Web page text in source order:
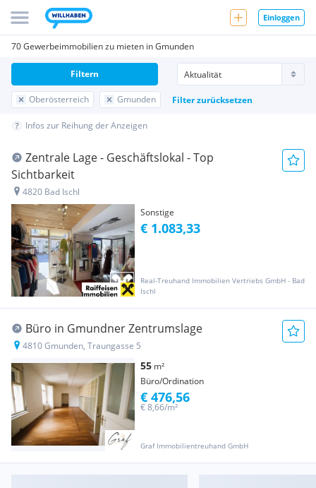
Einloggen
70 Gewerbeimmobilien zu mieten in Gmunden
Oberösterreich Gmunden Filter zurücksetzen
Filtern
Infos zur Reihung der Anzeigen
Zentrale Lage - Geschäftslokal - Top
Sichtbarkeit
4820 Bad Ischl
Sonstige
Real-Treuhand Immobilien Vertriebs GmbH - Bad
Ischl
€ 1.083,33
Büro in Gmundner Zentrumslage
4810 Gmunden, Traungasse 5
55 m²
Büro/Ordination
Graf Immobilientreuhand GmbH
€ 8,66/m²
€ 476,56